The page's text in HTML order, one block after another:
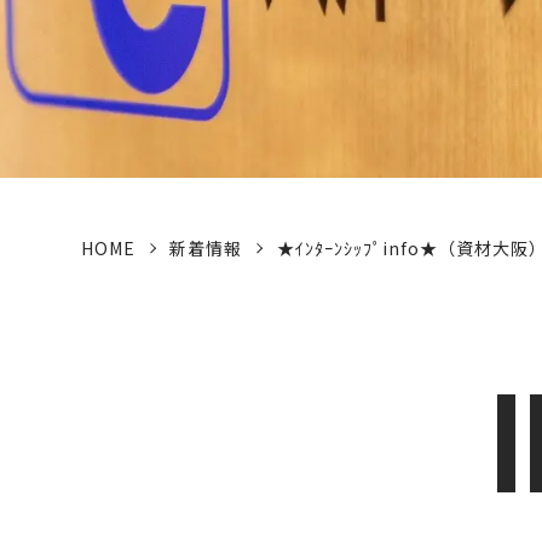
HOME 新着情報 ★ｲﾝﾀｰﾝｼｯﾌﾟinfo★（資材大阪）